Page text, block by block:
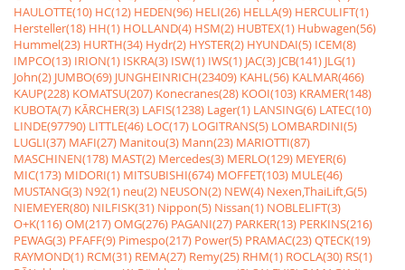
HAULOTTE(10) HC(12) HEDEN(96) HELI(26) HELLA(9) HERCULIFT(1)
Hersteller(18) HH(1) HOLLAND(4) HSM(2) HUBTEX(1) Hubwagen(56)
Hummel(23) HURTH(34) Hydr(2) HYSTER(2) HYUNDAI(5) ICEM(8)
IMPCO(13) IRION(1) ISKRA(3) ISW(1) IWS(1) JAC(3) JCB(141) JLG(1)
John(2) JUMBO(69) JUNGHEINRICH(23409) KAHL(56) KALMAR(466)
KAUP(228) KOMATSU(207) Konecranes(28) KOOI(103) KRAMER(148)
KUBOTA(7) KÃRCHER(3) LAFIS(1238) Lager(1) LANSING(6) LATEC(10)
LINDE(97790) LITTLE(46) LOC(17) LOGITRANS(5) LOMBARDINI(5)
LUGLI(37) MAFI(27) Manitou(3) Mann(23) MARIOTTI(87)
MASCHINEN(178) MAST(2) Mercedes(3) MERLO(129) MEYER(6)
MIC(173) MIDORI(1) MITSUBISHI(674) MOFFET(103) MULE(46)
MUSTANG(3) N92(1) neu(2) NEUSON(2) NEW(4) Nexen,ThaiLift,G(5)
NIEMEYER(80) NILFISK(31) Nippon(5) Nissan(1) NOBLELIFT(3)
O+K(116)OM(217)OMG(276) PAGANI(27) PARKER(13) PERKINS(216)
PEWAG(3) PFAFF(9) Pimespo(217) Power(5) PRAMAC(23)QTECK(19)
RAYMOND(1) RCM(31) REMA(27) Remy(25) RHM(1) ROCLA(30) RS(1)